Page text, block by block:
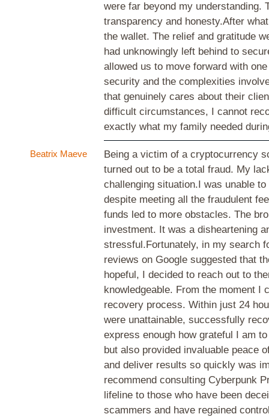
were far beyond my understanding.
transparency and honesty.After
the wallet. The relief and gratitude
had unknowingly left behind to
allowed us to move forward with
security and the complexities
that genuinely cares about their
difficult circumstances, I cannot
exactly what my family needed
Beatrix Maeve
Being a victim of a cryptocurrency
turned out to be a total fraud. My
challenging situation.I was unable
despite meeting all the fraudulent
funds led to more obstacles. The
investment. It was a disheartening
stressful.Fortunately, in my search
reviews on Google suggested that
hopeful, I decided to reach out to
knowledgeable. From the moment I
recovery process. Within just 24
were unattainable, successfully
express enough how grateful I am
but also provided invaluable peace
and deliver results so quickly was
recommend consulting Cyberpunk
lifeline to those who have been
scammers and have regained